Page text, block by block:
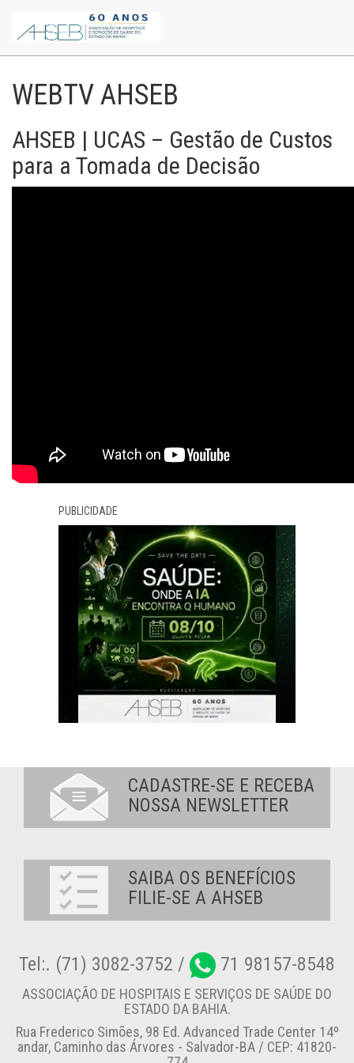
WEBTV AHSEB
AHSEB | UCAS – Gestão de Custos
para a Tomada de Decisão
PUBLICIDADE
CADASTRE-SE E RECEBA
NOSSA NEWSLETTER
SAIBA OS BENEFÍCIOS
FILIE-SE A AHSEB
Tel:. (71) 3082-3752 / 71 98157-8548
ASSOCIAÇÃO DE HOSPITAIS E SERVIÇOS DE SAÚDE DO
ESTADO DA BAHIA.
Rua Frederico Simões, 98 Ed. Advanced Trade Center 14º
andar, Caminho das Árvores - Salvador-BA / CEP: 41820-